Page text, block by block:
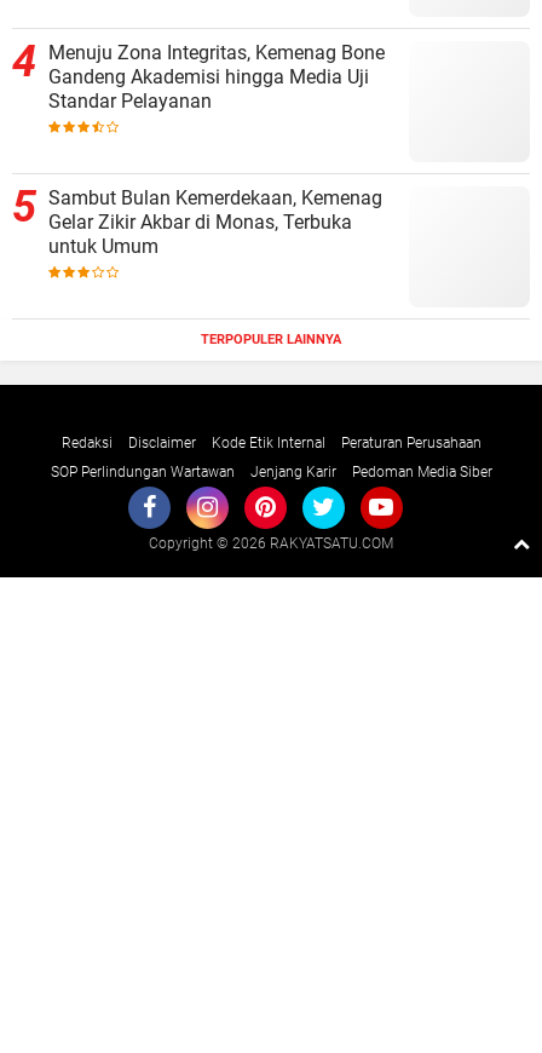
Menuju Zona Integritas, Kemenag Bone
Gandeng Akademisi hingga Media Uji
Standar Pelayanan
Sambut Bulan Kemerdekaan, Kemenag
Gelar Zikir Akbar di Monas, Terbuka
untuk Umum
TERPOPULER LAINNYA
Redaksi Disclaimer Kode Etik Internal
Peraturan Perusahaan
SOP Perlindungan Wartawan
Jenjang Karir Pedoman Media Siber
Copyright © 2026 RAKYATSATU.COM
Raushan